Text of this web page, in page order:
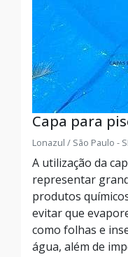
Capa para
Lonazul / São Paulo -
A utilização da
representar
produtos
evitar que
como folhas e
água, além de